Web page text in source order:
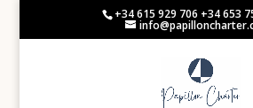
+34 615 929 706 +34 653